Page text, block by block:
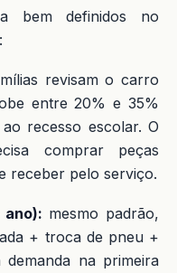
bem definidos no
revisam o carro
entre 20% e 35%
recesso escolar. O
comprar peças
receber pelo serviço.
mesmo padrão,
+ troca de pneu +
na primeira